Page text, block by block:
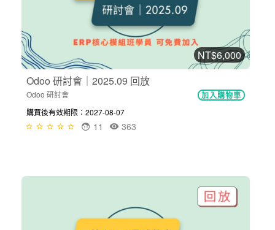
NT$6,000
Odoo 研討會｜2025.09 回放
Odoo 研討會 加入購物車
購買後有效期限：2027-08-07
363
11